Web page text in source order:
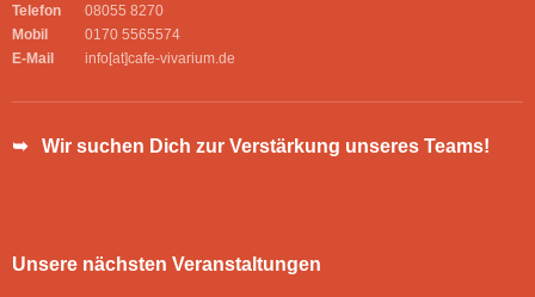
Telefon
08055 8270
Mobil
0170 5565574
E-Mail
info[at]cafe-vivarium.de
➥ Wir suchen Dich zur Verstärkung unseres Teams!
Unsere nächsten Veranstaltungen